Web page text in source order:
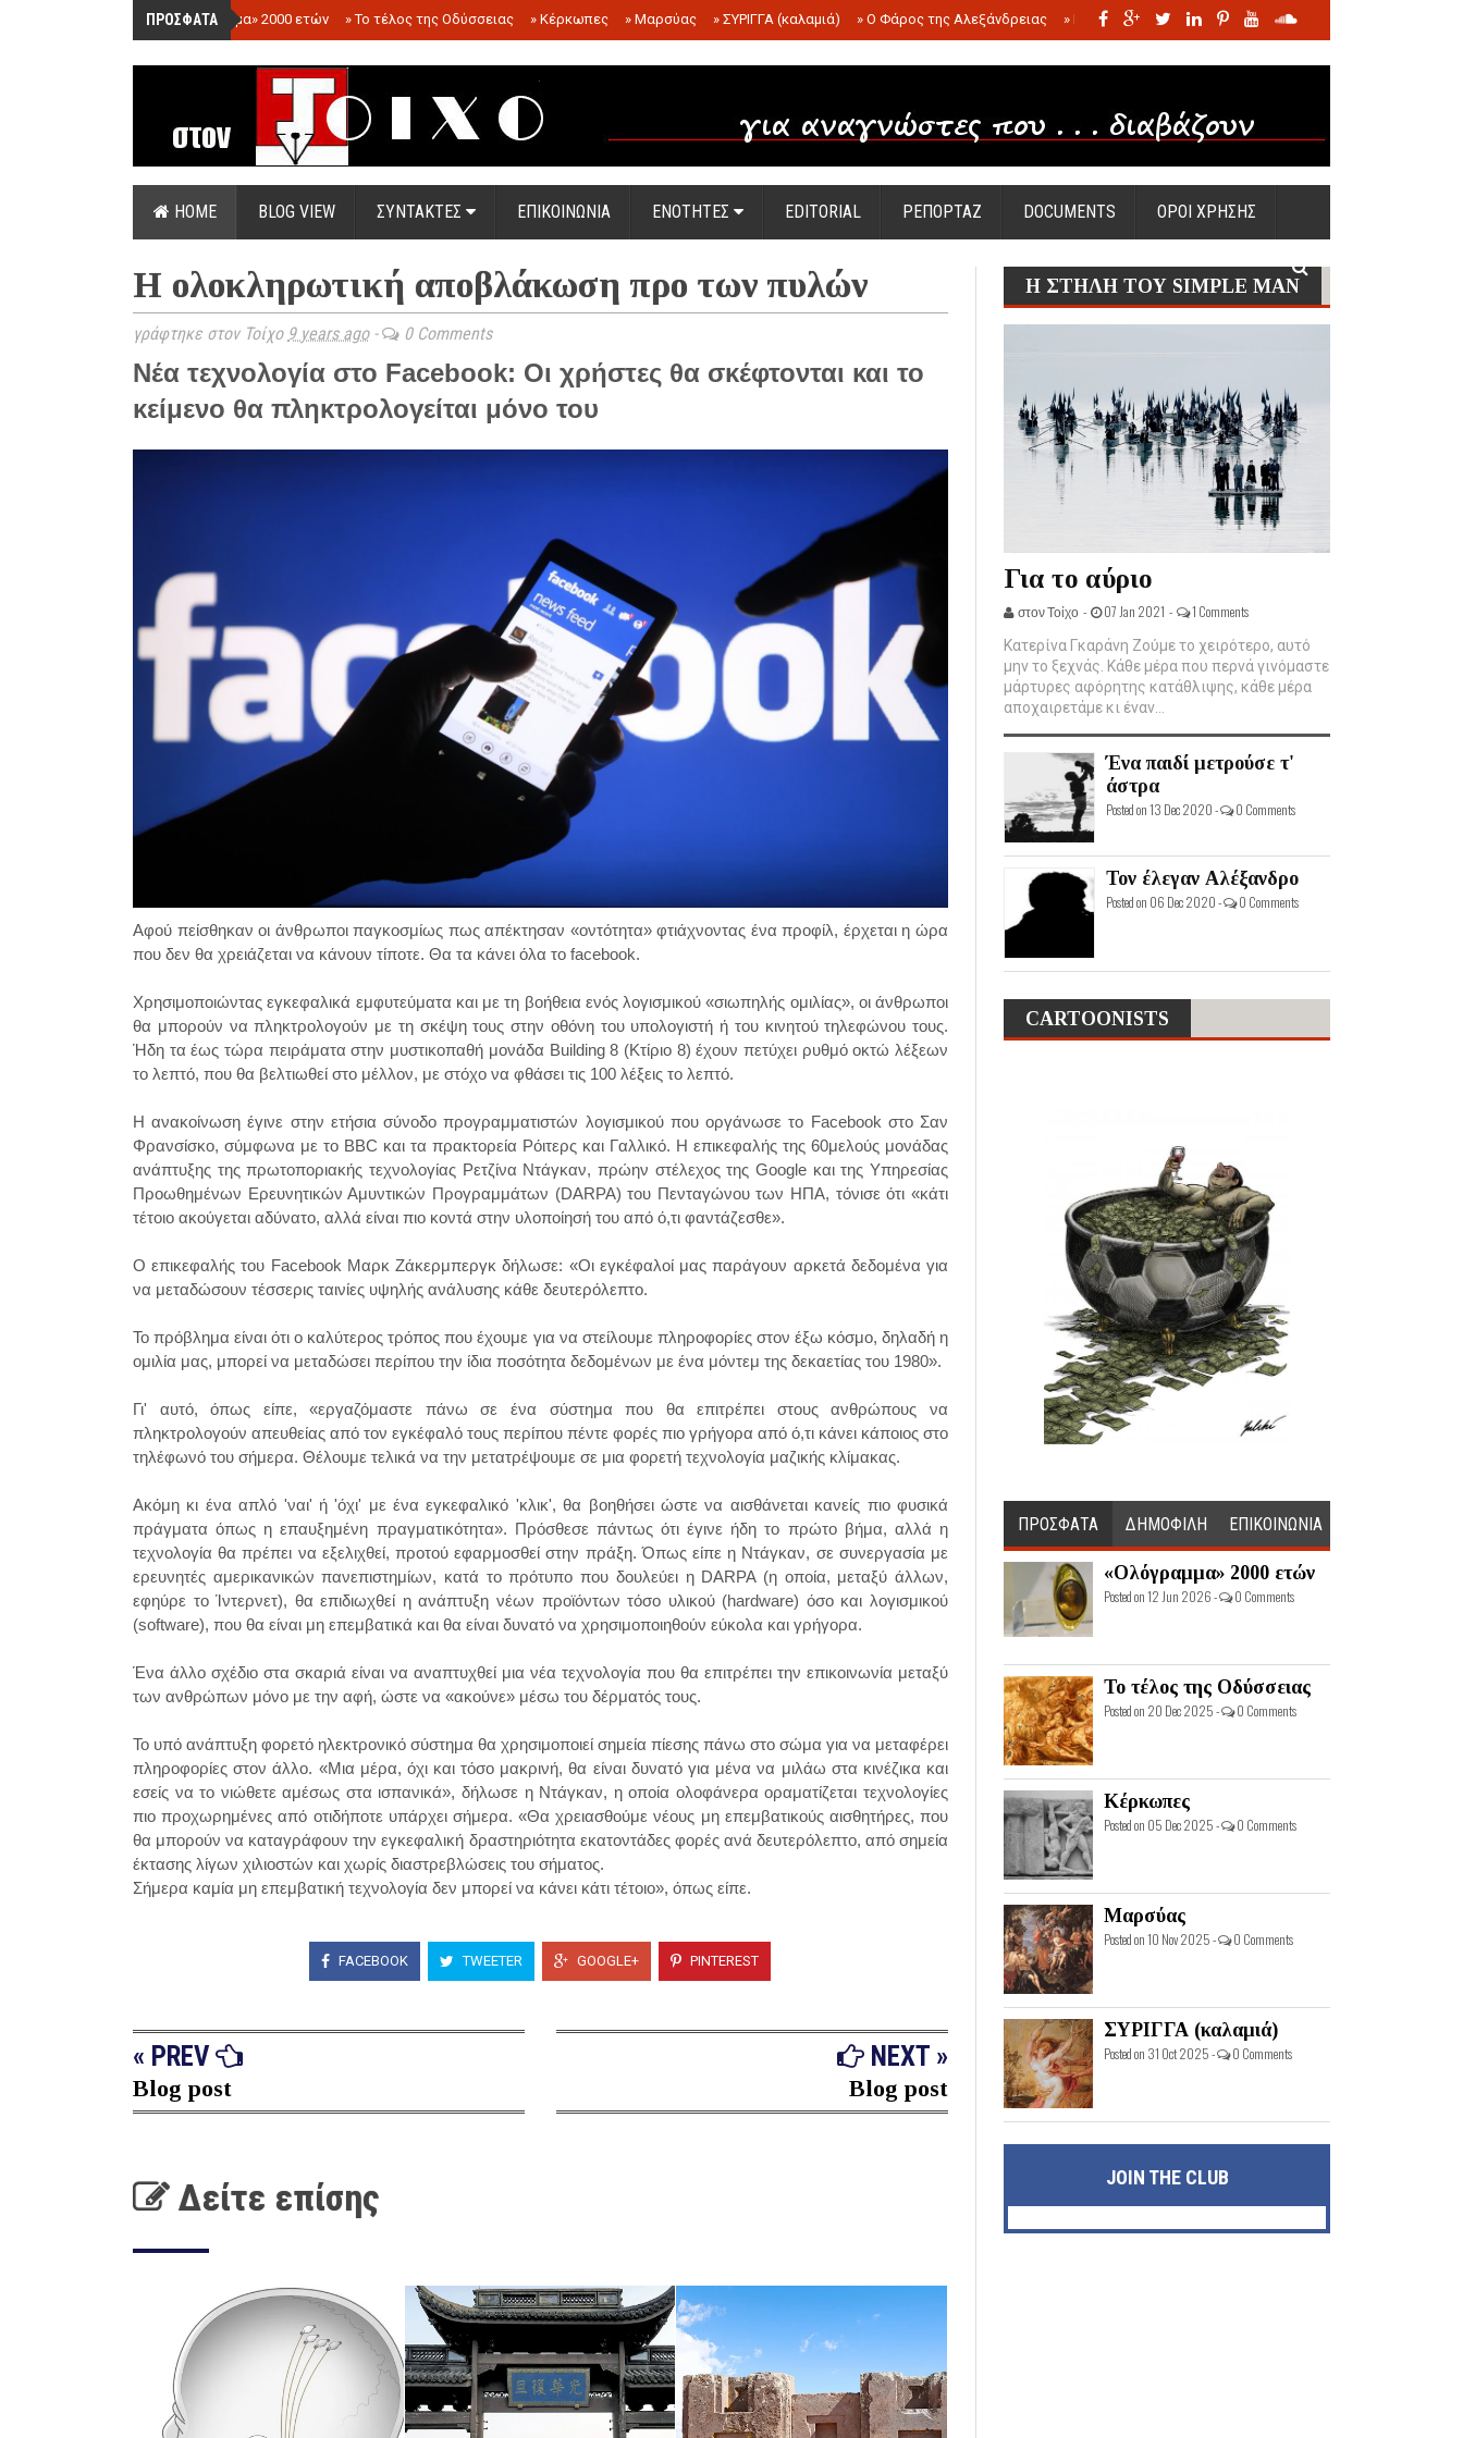
ΠΡΟΣΦΑΤΑ
»«Ολόγραμμα» 2000 ετών »Το τέλος της Οδύσσειας » Κέρκωπες » Μαρσύας » ΣΥΡΙΓΓΑ (καλαμιά) » Ο Φάρος της Αλεξάνδρειας » Η σφαγή των νηπίων της Σάντας
.
HOME BLOG VIEW ΣΥΝΤΑΚΤΕΣ ΕΠΙΚΟΙΝΩΝΙΑ ΕΝΟΤΗΤΕΣ EDITORIAL ΡΕΠΟΡΤΑΖ DOCUMENTS ΟΡΟΙ ΧΡΗΣΗΣ
Η ολοκληρωτική αποβλάκωση προ των πυλών
γράφτηκε στον Τοίχο 9 years ago- 0 Comments
Νέα τεχνολογία στο Facebook: Οι χρήστες θα σκέφτονται και το
κείμενο θα πληκτρολογείται μόνο του
Αφού πείσθηκαν οι άνθρωποι παγκοσμίως πως απέκτησαν «οντότητα» φτιάχνοντας ένα προφίλ, έρχεται η ώρα
που δεν θα χρειάζεται να κάνουν τίποτε. Θα τα κάνει όλα το facebook.
Χρησιμοποιώντας εγκεφαλικά εμφυτεύματα και με τη βοήθεια ενός λογισμικού «σιωπηλής ομιλίας», οι άνθρωποι
θα μπορούν να πληκτρολογούν με τη σκέψη τους στην οθόνη του υπολογιστή ή του κινητού τηλεφώνου τους.
Ήδη τα έως τώρα πειράματα στην μυστικοπαθή μονάδα Building 8 (Κτίριο 8) έχουν πετύχει ρυθμό οκτώ λέξεων
το λεπτό, που θα βελτιωθεί στο μέλλον, με στόχο να φθάσει τις 100 λέξεις το λεπτό.
Η ανακοίνωση έγινε στην ετήσια σύνοδο προγραμματιστών λογισμικού που οργάνωσε το Facebook στο Σαν
Φρανσίσκο, σύμφωνα με το BBC και τα πρακτορεία Ρόιτερς και Γαλλικό. Η επικεφαλής της 60μελούς μονάδας
ανάπτυξης της πρωτοποριακής τεχνολογίας Ρετζίνα Ντάγκαν, πρώην στέλεχος της Google και της Υπηρεσίας
Προωθημένων Ερευνητικών Αμυντικών Προγραμμάτων (DARPA) του Πενταγώνου των ΗΠΑ, τόνισε ότι «κάτι
τέτοιο ακούγεται αδύνατο, αλλά είναι πιο κοντά στην υλοποίησή του από ό,τι φαντάζεσθε».
Ο επικεφαλής του Facebook Μαρκ Ζάκερμπεργκ δήλωσε: «Οι εγκέφαλοί μας παράγουν αρκετά δεδομένα για
να μεταδώσουν τέσσερις ταινίες υψηλής ανάλυσης κάθε δευτερόλεπτο.
Το πρόβλημα είναι ότι ο καλύτερος τρόπος που έχουμε για να στείλουμε πληροφορίες στον έξω κόσμο, δηλαδή η
ομιλία μας, μπορεί να μεταδώσει περίπου την ίδια ποσότητα δεδομένων με ένα μόντεμ της δεκαετίας του 1980».
Γι' αυτό, όπως είπε, «εργαζόμαστε πάνω σε ένα σύστημα που θα επιτρέπει στους ανθρώπους να
πληκτρολογούν απευθείας από τον εγκέφαλό τους περίπου πέντε φορές πιο γρήγορα από ό,τι κάνει κάποιος στο
τηλέφωνό του σήμερα. Θέλουμε τελικά να την μετατρέψουμε σε μια φορετή τεχνολογία μαζικής κλίμακας.
Ακόμη κι ένα απλό 'ναι' ή 'όχι' με ένα εγκεφαλικό 'κλικ', θα βοηθήσει ώστε να αισθάνεται κανείς πιο φυσικά
πράγματα όπως η επαυξημένη πραγματικότητα». Πρόσθεσε πάντως ότι έγινε ήδη το πρώτο βήμα, αλλά η
τεχνολογία θα πρέπει να εξελιχθεί, προτού εφαρμοσθεί στην πράξη. Όπως είπε η Ντάγκαν, σε συνεργασία με
ερευνητές αμερικανικών πανεπιστημίων, κατά το πρότυπο που δουλεύει η DARPA (η οποία, μεταξύ άλλων,
εφηύρε το Ίντερνετ), θα επιδιωχθεί η ανάπτυξη νέων προϊόντων τόσο υλικού (hardware) όσο και λογισμικού
(software), που θα είναι μη επεμβατικά και θα είναι δυνατό να χρησιμοποιηθούν εύκολα και γρήγορα.
Ένα άλλο σχέδιο στα σκαριά είναι να αναπτυχθεί μια νέα τεχνολογία που θα επιτρέπει την επικοινωνία μεταξύ
των ανθρώπων μόνο με την αφή, ώστε να «ακούνε» μέσω του δέρματός τους.
Το υπό ανάπτυξη φορετό ηλεκτρονικό σύστημα θα χρησιμοποιεί σημεία πίεσης πάνω στο σώμα για να μεταφέρει
πληροφορίες στον άλλο. «Μια μέρα, όχι και τόσο μακρινή, θα είναι δυνατό για μένα να μιλάω στα κινέζικα και
εσείς να το νιώθετε αμέσως στα ισπανικά», δήλωσε η Ντάγκαν, η οποία ολοφάνερα οραματίζεται τεχνολογίες
πιο προχωρημένες από οτιδήποτε υπάρχει σήμερα. «Θα χρειασθούμε νέους μη επεμβατικούς αισθητήρες, που
θα μπορούν να καταγράφουν την εγκεφαλική δραστηριότητα εκατοντάδες φορές ανά δευτερόλεπτο, από σημεία
έκτασης λίγων χιλιοστών και χωρίς διαστρεβλώσεις του σήματος.
Σήμερα καμία μη επεμβατική τεχνολογία δεν μπορεί να κάνει κάτι τέτοιο», όπως είπε.
FACEBOOK TWEETER GOOGLE+ PINTEREST
« PREV
Blog post
NEXT »
Blog post
Δείτε επίσης
Η ΣΤΗΛΗ ΤΟΥ SIMPLE MAN
Για το αύριο
στον Τοίχο - 07 Jan 2021 - 1 Comments
Κατερίνα Γκαράνη Ζούμε το χειρότερο, αυτό
μην το ξεχνάς. Κάθε μέρα που περνά γινόμαστε
μάρτυρες αφόρητης κατάθλιψης, κάθε μέρα
αποχαιρετάμε κι έναν...
Ένα παιδί μετρούσε τ'
άστρα
Posted on 13 Dec 2020 - 0 Comments
Τον έλεγαν Αλέξανδρο
Posted on 06 Dec 2020 - 0 Comments
CARTOONISTS
ΠΡΟΣΦΑΤΑ ΔΗΜΟΦΙΛΗ ΕΠΙΚΟΙΝΩΝΙΑ
«Ολόγραμμα» 2000 ετών
Posted on 12 Jun 2026 - 0 Comments
Το τέλος της Οδύσσειας
Posted on 20 Dec 2025 - 0 Comments
Κέρκωπες
Posted on 05 Dec 2025 - 0 Comments
Μαρσύας
Posted on 10 Nov 2025 - 0 Comments
ΣΥΡΙΓΓΑ (καλαμιά)
Posted on 31 Oct 2025 - 0 Comments
JOIN THE CLUB